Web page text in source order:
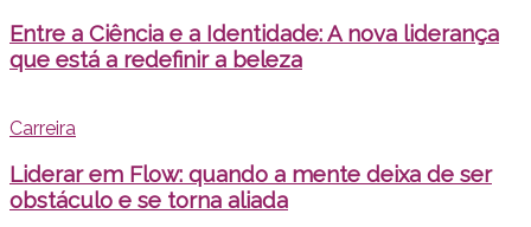
Entre a Ciência e a Identidade: A nova liderança
que está a redefinir a beleza
Carreira
Liderar em Flow: quando a mente deixa de ser
obstáculo e se torna aliada